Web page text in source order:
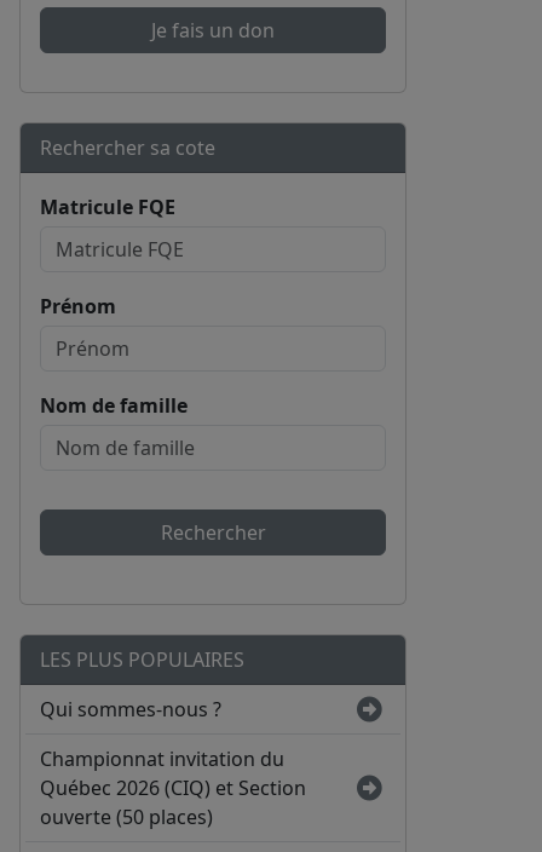
Je fais un don
Rechercher sa cote
Matricule FQE
Prénom
Nom de famille
Rechercher
LES PLUS POPULAIRES
Qui sommes-nous ?
Championnat invitation du
Québec 2026 (CIQ) et Section
ouverte (50 places)